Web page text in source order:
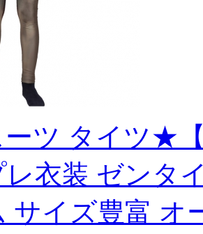
ツ タイツ★
レ衣装 ゼンタ
サイズ豊富 オ